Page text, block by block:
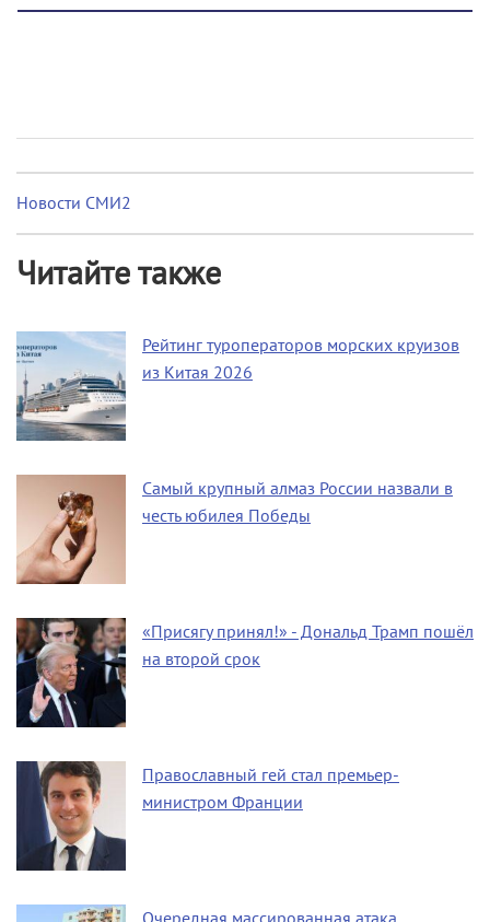
Новости СМИ2
Читайте также
Рейтинг туроператоров морских круизов
из Китая 2026
Самый крупный алмаз России назвали в
честь юбилея Победы
«Присягу принял!» - Дональд Трамп пошёл
на второй срок
Православный гей стал премьер-
министром Франции